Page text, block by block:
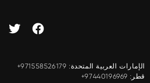
الإمارات العربية المتحدة: ‎+971558526179
قطر: ‎+97440196969